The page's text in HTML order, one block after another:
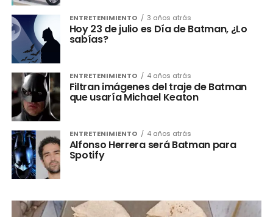
ENTRETENIMIENTO 3 años atrás
Hoy 23 de julio es Día de Batman, ¿Lo
sabías?
ENTRETENIMIENTO 4 años atrás
Filtran imágenes del traje de Batman
que usaría Michael Keaton
ENTRETENIMIENTO 4 años atrás
Alfonso Herrera será Batman para
Spotify